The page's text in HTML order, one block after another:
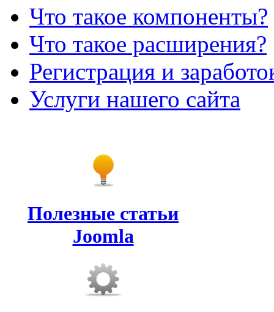
Что такое компоненты?
Что такое расширения?
Регистрация и
Услуги нашего сайта
Полезные статьи
Joomla